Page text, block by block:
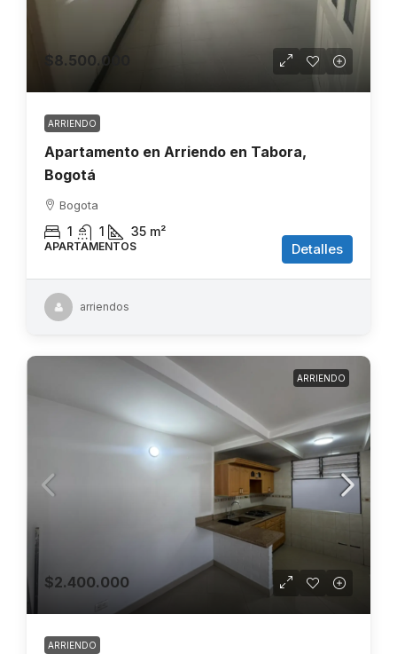
$8.500.000
ARRIENDO
Apartamento en Arriendo en Tabora,
Bogotá
Bogota
1 1 35 m²
APARTAMENTOS Detalles
arriendos
ARRIENDO
$2.400.000
ARRIENDO